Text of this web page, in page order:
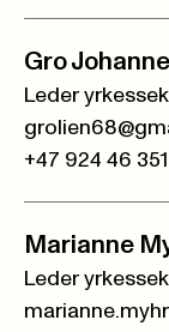
Gro
Leder
+47 924 46 351
Marianne
Leder